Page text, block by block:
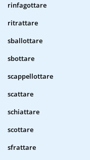
rinfagottare
ritrattare
sballottare
sbottare
scappellottare
scattare
schiattare
scottare
sfrattare